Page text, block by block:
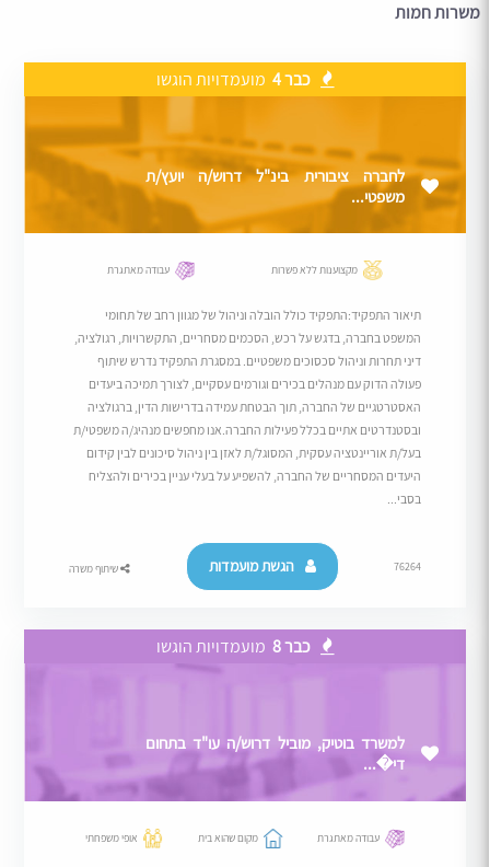
משרות חמות
כבר 4 מועמדויות הוגשו
לחברה ציבורית בינ"ל דרוש/ה יועץ/ת
משפטי...
מקצוענות ללא פשרות עבודה מאתגרת
תיאור התפקיד:התפקיד כולל הובלה וניהול של מגוון רחב של תחומי
המשפט בחברה, בדגש על רכש, הסכמים מסחריים, התקשרויות, רגולציה,
דיני תחרות וניהול סכסוכים משפטיים. במסגרת התפקיד נדרש שיתוף
פעולה הדוק עם מנהלים בכירים וגורמים עסקיים, לצורך תמיכה ביעדים
האסטרטגיים של החברה, תוך הבטחת עמידה בדרישות הדין, ברגולציה
ובסטנדרטים אתיים בכלל פעילות החברה.אנו מחפשים מנהיג/ה משפטי/ת
בעל/ת אוריינטציה עסקית, המסוגל/ת לאזן בין ניהול סיכונים לבין קידום
היעדים המסחריים של החברה, להשפיע על בעלי עניין בכירים ולהצליח
בסבי...
76264 הגשת מועמדות שיתוף משרה
כבר 8 מועמדויות הוגשו
למשרד בוטיק, מוביל דרוש/ה עו"ד בתחום
די�...
עבודה מאתגרת מקום שהוא בית אופי משפחתי